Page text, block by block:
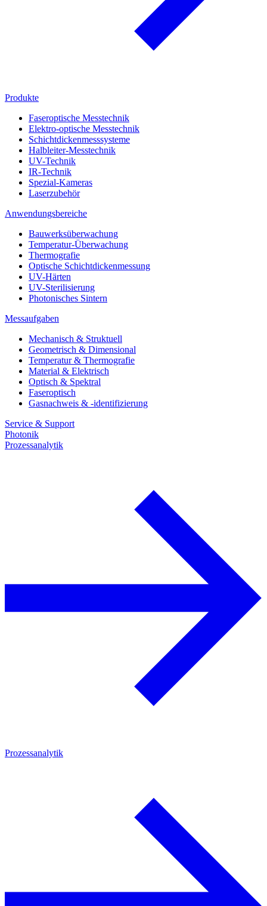
Produkte
Faseroptische Messtechnik
Elektro-optische Messtechnik
Schichtdickenmesssysteme
Halbleiter-Messtechnik
UV-Technik
IR-Technik
Spezial-Kameras
Laserzubehör
Anwendungsbereiche
Bauwerksüberwachung
Temperatur-Überwachung
Thermografie
Optische Schichtdickenmessung
UV-Härten
UV-Sterilisierung
Photonisches Sintern
Messaufgaben
Mechanisch & Struktuell
Geometrisch & Dimensional
Temperatur & Thermografie
Material & Elektrisch
Optisch & Spektral
Faseroptisch
Gasnachweis & -identifizierung
Service & Support
Photonik
Prozessanalytik
Prozessanalytik